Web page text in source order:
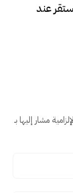
عند
مشار إليها بـ